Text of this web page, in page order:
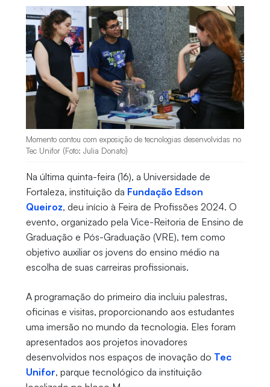
Momento contou com exposição de tecnologias desenvolvidas no
Tec Unifor (Foto: Julia Donato)
Na última quinta-feira (16), a Universidade de
Fortaleza, instituição da Fundação Edson
Queiroz, deu início à Feira de Profissões 2024. O
evento, organizado pela Vice-Reitoria de Ensino de
Graduação e Pós-Graduação (VRE), tem como
objetivo auxiliar os jovens do ensino médio na
escolha de suas carreiras profissionais.
A programação do primeiro dia incluiu palestras,
oficinas e visitas, proporcionando aos estudantes
uma imersão no mundo da tecnologia. Eles foram
apresentados aos projetos inovadores
desenvolvidos nos espaços de inovação do Tec
Unifor, parque tecnológico da instituição